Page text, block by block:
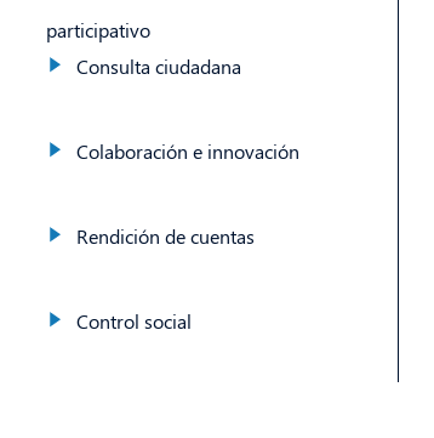
participativo
Consulta ciudadana
Colaboración e innovación
Rendición de cuentas
Control social